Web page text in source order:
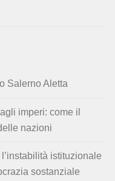
Salerno Aletta
imperi: come il
nazioni
istituzionale
sostanziale